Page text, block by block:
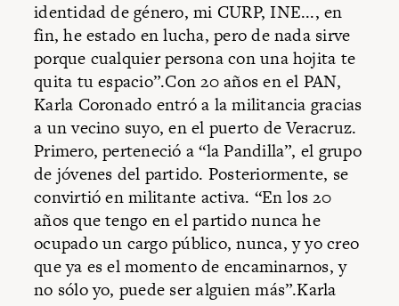
identidad de género, mi CURP, INE..., en
fin, he estado en lucha, pero de nada sirve
porque cualquier persona con una hojita te
quita tu espacio”.Con 20 años en el PAN,
Karla Coronado entró a la militancia gracias
a un vecino suyo, en el puerto de Veracruz.
Primero, perteneció a “la Pandilla”, el grupo
de jóvenes del partido. Posteriormente, se
convirtió en militante activa. “En los 20
años que tengo en el partido nunca he
ocupado un cargo público, nunca, y yo creo
que ya es el momento de encaminarnos, y
no sólo yo, puede ser alguien más”.Karla